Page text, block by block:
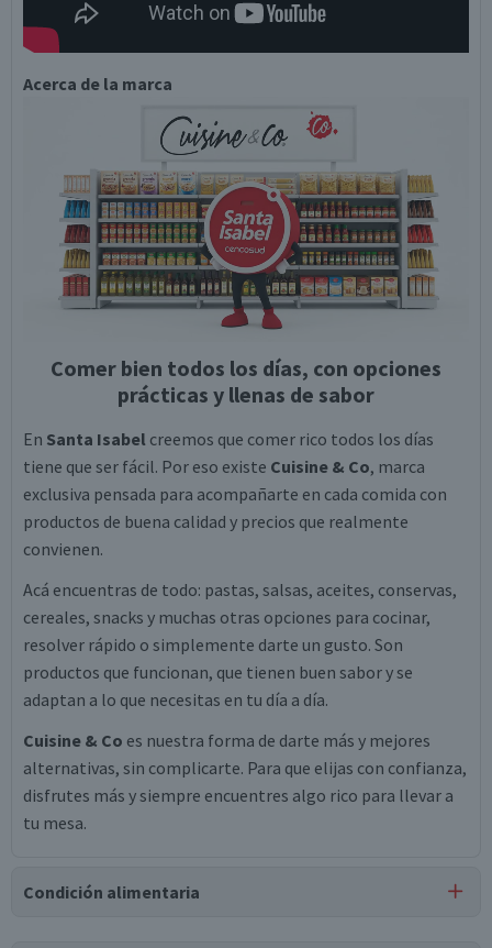
Acerca de la marca
Comer bien todos los días, con opciones
prácticas y llenas de sabor
En Santa Isabel creemos que comer rico todos los días
tiene que ser fácil. Por eso existe Cuisine & Co, marca
exclusiva pensada para acompañarte en cada comida con
productos de buena calidad y precios que realmente
convienen.
Acá encuentras de todo: pastas, salsas, aceites, conservas,
cereales, snacks y muchas otras opciones para cocinar,
resolver rápido o simplemente darte un gusto. Son
productos que funcionan, que tienen buen sabor y se
adaptan a lo que necesitas en tu día a día.
Cuisine & Co es nuestra forma de darte más y mejores
alternativas, sin complicarte. Para que elijas con confianza,
disfrutes más y siempre encuentres algo rico para llevar a
tu mesa.
Condición alimentaria